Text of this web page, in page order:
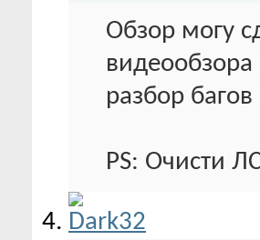
Обзор могу
разбор
PS: Очисти